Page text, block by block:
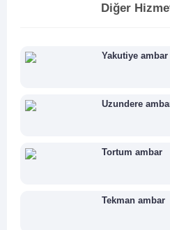
Diğer
Yakutiye ambar
Uzundere
Tortum ambar
Tekman ambar